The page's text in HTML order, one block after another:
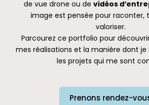
de vue drone ou de vidéos
image est pensée pour raconter,
valoriser.
Parcourez ce portfolio pour
mes réalisations et la manière dont
les projets qui me sont
Prenons rendez-